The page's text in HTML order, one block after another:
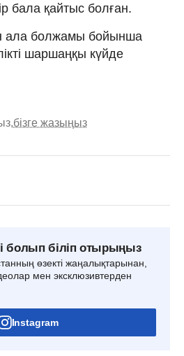
бала қайтыс болған.
ала болжамы бойынша
шаршаңқы күйде
бізге жазыңыз
болып біліп отырыңыз
өзекті жаңалықтарынан,
мен эксклюзивтерден
Instagram